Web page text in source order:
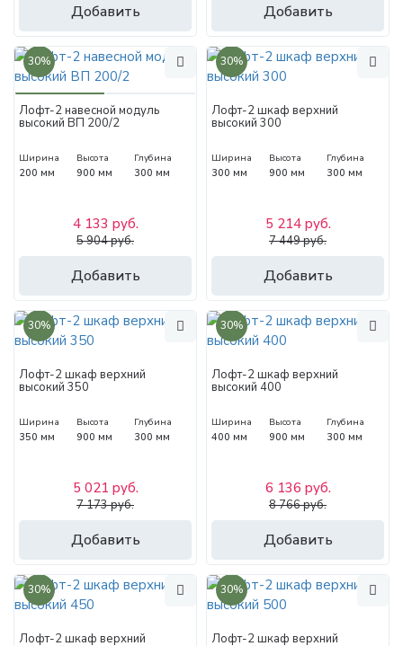
Добавить Добавить
30%
Лофт-2 навесной модуль
высокий ВП 200/2
Ширина
200 мм
Высота
900 мм
Глубина
300 мм
Добавить
4 133 руб.
5 904 руб.
30%
Лофт-2 шкаф верхний
высокий 300
Ширина
300 мм
Высота
900 мм
Глубина
300 мм
Добавить
5 214 руб.
7 449 руб.
30%
Лофт-2 шкаф верхний
высокий 350
Ширина
350 мм
Высота
900 мм
Глубина
300 мм
Добавить
5 021 руб.
7 173 руб.
30%
Лофт-2 шкаф верхний
высокий 400
Ширина
400 мм
Высота
900 мм
Глубина
300 мм
Добавить
6 136 руб.
8 766 руб.
30%
Лофт-2 шкаф верхний
30%
Лофт-2 шкаф верхний